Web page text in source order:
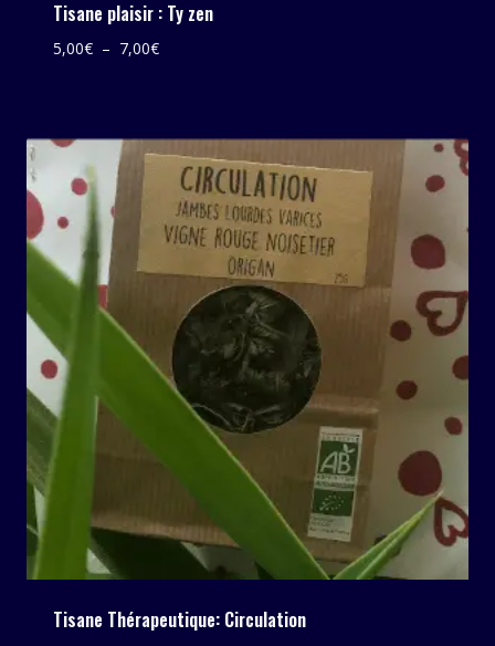
Tisane plaisir : Ty zen
5,00€ – 7,00€Plage
à
7,00€
Tisane Thérapeutique: Circulation